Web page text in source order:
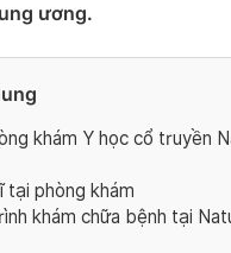
ương.
khám Y học cổ truyền
tại phòng khám
khám chữa bệnh tại